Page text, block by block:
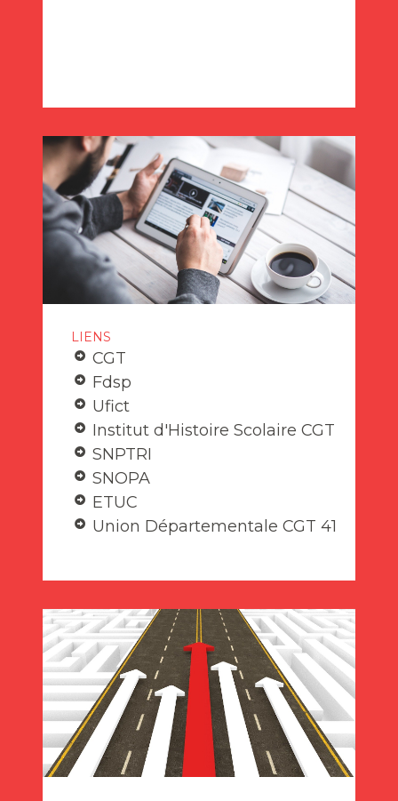
LIENS
CGT
Fdsp
Ufict
Institut d'Histoire Scolaire CGT
SNPTRI
SNOPA
ETUC
Union Départementale CGT 41